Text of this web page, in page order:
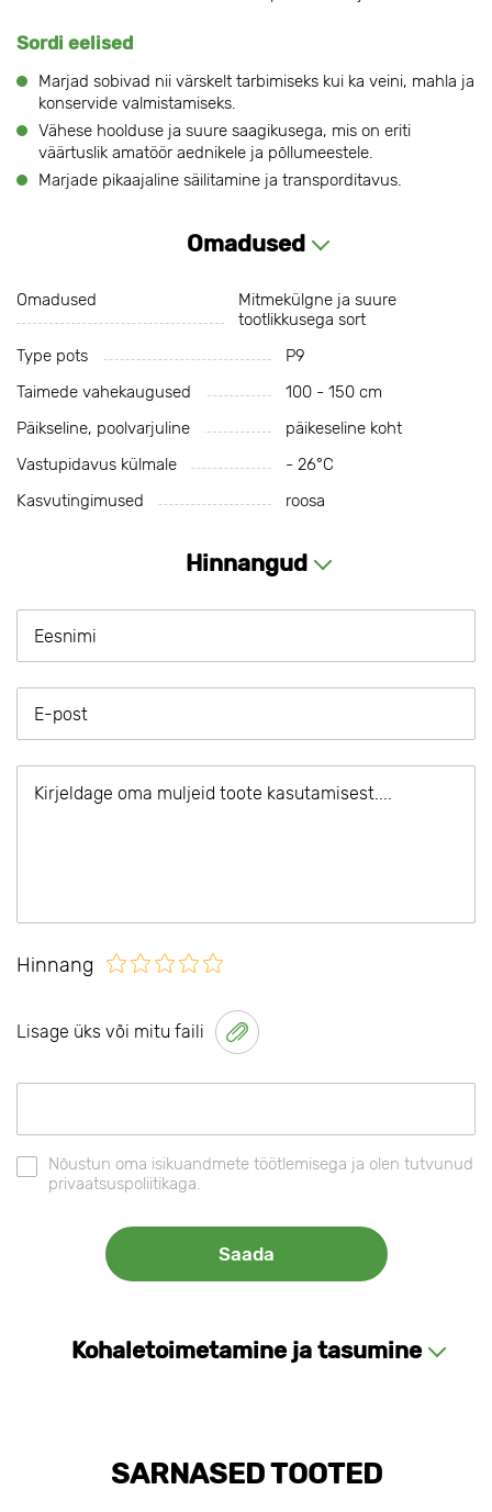
Sordi eelised
Marjad sobivad nii värskelt tarbimiseks kui ka veini, mahla ja
konservide valmistamiseks.
Vähese hoolduse ja suure saagikusega, mis on eriti
väärtuslik amatöör aednikele ja põllumeestele.
Marjade pikaajaline säilitamine ja transporditavus.
Omadused
Omadused
Mitmekülgne ja suure
tootlikkusega sort
Type pots
P9
Taimede vahekaugused
100 - 150 cm
Päikseline, poolvarjuline
päikeseline koht
Vastupidavus külmale
- 26°C
Kasvutingimused
roosa
Hinnangud
Hinnang
Lisage üks või mitu faili
Nõustun oma isikuandmete töötlemisega ja olen tutvunud
privaatsuspoliitikaga.
Kohaletoimetamine ja tasumine
SARNASED TOOTED